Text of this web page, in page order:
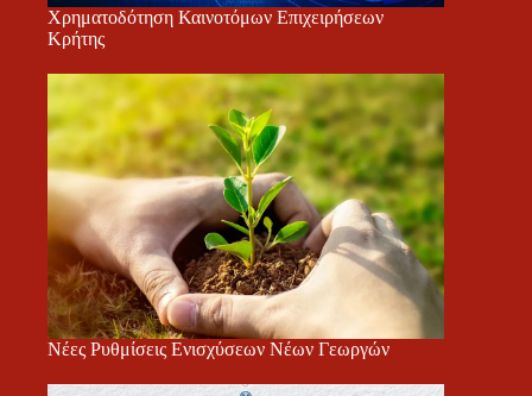
Χρηματοδότηση Καινοτόμων Επιχειρήσεων
Κρήτης
Νέες Ρυθμίσεις Ενισχύσεων Νέων Γεωργών